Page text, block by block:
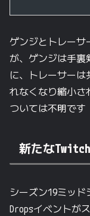
ゲンジとトレーサ
が、ゲンジは手
に、トレーサー
れなくなり縮小さ
ついては不明です
新たな
シーズン19ミッ
Dropsイベントが